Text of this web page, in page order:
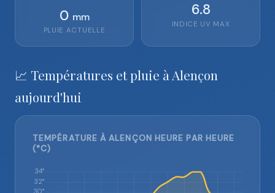
0 mm
PLUIE ACTUELLE
6.8
INDICE UV MAX
📈 Températures et pluie à Alençon
aujourd'hui
TEMPÉRATURE À ALENÇON HEURE PAR HEURE
(°C)